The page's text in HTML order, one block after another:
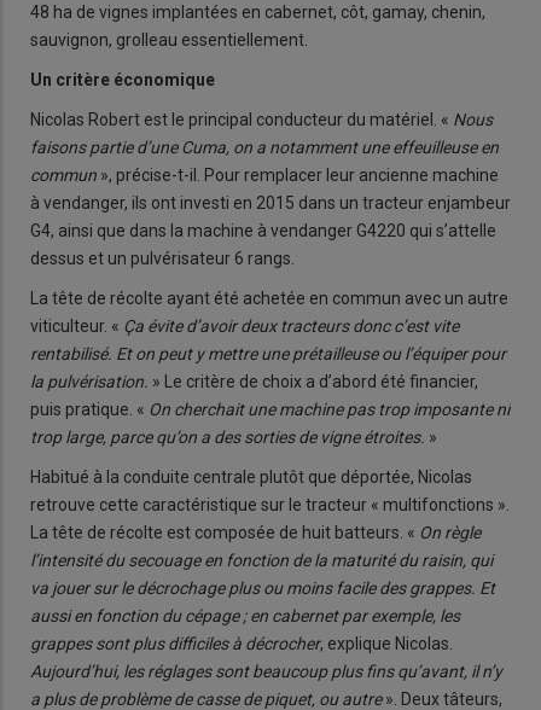
48 ha de vignes implantées en cabernet, côt, gamay, chenin,
sauvignon, grolleau essentiellement.
Un critère économique
Nicolas Robert est le principal conducteur du matériel. « Nous
faisons partie d’une Cuma, on a notamment une effeuilleuse en
commun », précise-t-il. Pour remplacer leur ancienne machine
à vendanger, ils ont investi en 2015 dans un tracteur enjambeur
G4, ainsi que dans la machine à vendanger G4220 qui s’attelle
dessus et un pulvérisateur 6 rangs.
La tête de récolte ayant été achetée en commun avec un autre
viticulteur. « Ça évite d’avoir deux tracteurs donc c’est vite
rentabilisé. Et on peut y mettre une prétailleuse ou l’équiper pour
la pulvérisation. » Le critère de choix a d’abord été financier,
puis pratique. « On cherchait une machine pas trop imposante ni
trop large, parce qu’on a des sorties de vigne étroites. »
Habitué à la conduite centrale plutôt que déportée, Nicolas
retrouve cette caractéristique sur le tracteur « multifonctions ».
La tête de récolte est composée de huit batteurs. « On règle
l’intensité du secouage en fonction de la maturité du raisin, qui
va jouer sur le décrochage plus ou moins facile des grappes. Et
aussi en fonction du cépage ; en cabernet par exemple, les
grappes sont plus difficiles à décrocher, explique Nicolas.
Aujourd’hui, les réglages sont beaucoup plus fins qu’avant, il n’y
a plus de problème de casse de piquet, ou autre». Deux tâteurs,